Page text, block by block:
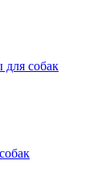
для собак